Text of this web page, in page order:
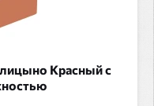
Красный с